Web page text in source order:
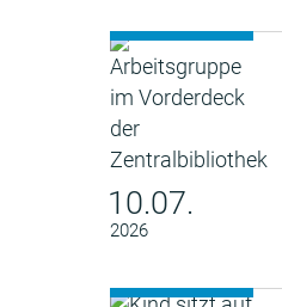
10.07.
2026